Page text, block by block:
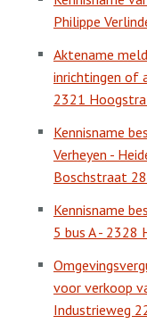
Philippe
Aktename
inrichtingen of
2321
Kennisname
Verheyen -
Boschstraat
Kennisname
5 bus A - 2328
voor verkoop
Industrieweg